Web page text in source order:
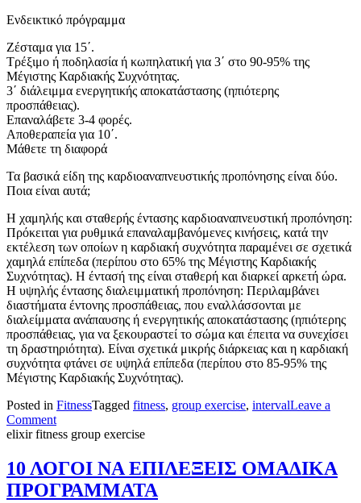
Ενδεικτικό πρόγραμμα
Ζέσταμα για 15΄.
Τρέξιμο ή ποδηλασία ή κωπηλατική για 3΄ στο 90-95% της
Μέγιστης Καρδιακής Συχνότητας.
3΄ διάλειμμα ενεργητικής αποκατάστασης (ηπιότερης
προσπάθειας).
Επαναλάβετε 3-4 φορές.
Αποθεραπεία για 10΄.
Μάθετε τη διαφορά
Τα βασικά είδη της καρδιοαναπνευστικής προπόνησης είναι δύο.
Ποια είναι αυτά;
Η χαμηλής και σταθερής έντασης καρδιοαναπνευστική προπόνηση:
Πρόκειται για ρυθμικά επαναλαμβανόμενες κινήσεις, κατά την
εκτέλεση των οποίων η καρδιακή συχνότητα παραμένει σε σχετικά
χαμηλά επίπεδα (περίπου στο 65% της Μέγιστης Καρδιακής
Συχνότητας). Η έντασή της είναι σταθερή και διαρκεί αρκετή ώρα.
Η υψηλής έντασης διαλειμματική προπόνηση: Περιλαμβάνει
διαστήματα έντονης προσπάθειας, που εναλλάσσονται με
διαλείμματα ανάπαυσης ή ενεργητικής αποκατάστασης (ηπιότερης
προσπάθειας, για να ξεκουραστεί το σώμα και έπειτα να συνεχίσει
τη δραστηριότητα). Είναι σχετικά μικρής διάρκειας και η καρδιακή
συχνότητα φτάνει σε υψηλά επίπεδα (περίπου στο 85-95% της
Μέγιστης Καρδιακής Συχνότητας).
Posted in FitnessTagged fitness, group exercise, intervalLeave a
Commenton
INTERNAL
ΓΙΑΤΙ
ΝΑ
ΕΠΙΛΕΞΕΤΕ
elixir fitness group exercise
10 ΛΟΓΟΙ ΝΑ ΕΠΙΛΕΞΕΙΣ ΟΜΑΔΙΚΑ
ΠΡΟΓΡΑΜΜΑΤΑ